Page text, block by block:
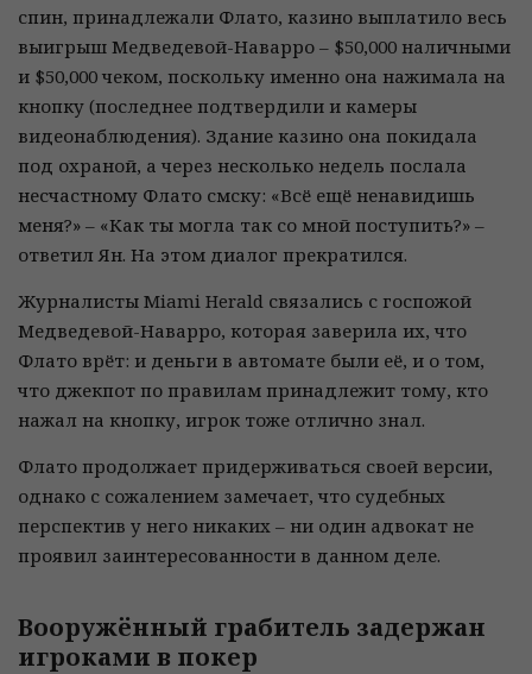
спин, принадлежали Флато, казино выплатило весь
выигрыш Медведевой-Наварро – $50,000 наличными
и $50,000 чеком, поскольку именно она нажимала на
кнопку (последнее подтвердили и камеры
видеонаблюдения). Здание казино она покидала
под охраной, а через несколько недель послала
несчастному Флато смску: «Всё ещё ненавидишь
меня?» – «Как ты могла так со мной поступить?» –
ответил Ян. На этом диалог прекратился.
Журналисты Miami Herald связались с госпожой
Медведевой-Наварро, которая заверила их, что
Флато врёт: и деньги в автомате были её, и о том,
что джекпот по правилам принадлежит тому, кто
нажал на кнопку, игрок тоже отлично знал.
Флато продолжает придерживаться своей версии,
однако с сожалением замечает, что судебных
перспектив у него никаких – ни один адвокат не
проявил заинтересованности в данном деле.
Вооружённый грабитель задержан
игроками в покер